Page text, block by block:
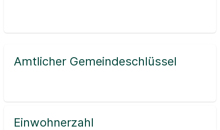
Amtlicher Gemeindeschlüssel
Einwohnerzahl